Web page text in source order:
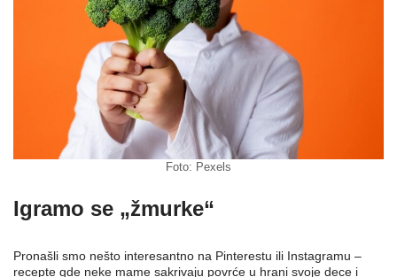
Foto: Pexels
Igramo se „žmurke“
Pronašli smo nešto interesantno na Pinterestu ili Instagramu –
recepte gde neke mame sakrivaju povrće u hrani svoje dece i